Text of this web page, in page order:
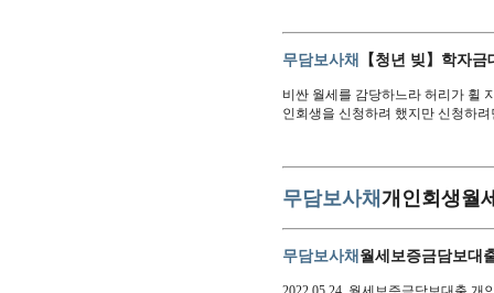
무담보사채 【청년 빚】학자
비싼 월세를 감당하느라 허리가 휠
인회생을 신청하려 했지만 신청하
무담보사채 개인회생월
무담보사채월세보증금담보대